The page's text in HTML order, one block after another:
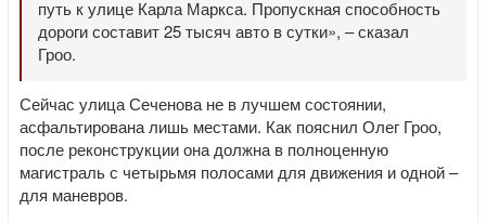
путь к улице Карла Маркса. Пропускная способность
дороги составит 25 тысяч авто в сутки», – сказал
Гроо.
Сейчас улица Сеченова не в лучшем состоянии,
асфальтирована лишь местами. Как пояснил Олег Гроо,
после реконструкции она должна в полноценную
магистраль с четырьмя полосами для движения и одной –
для маневров.